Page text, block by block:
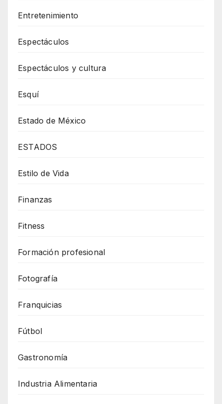
Entretenimiento
Espectáculos
Espectáculos y cultura
Esquí
Estado de México
ESTADOS
Estilo de Vida
Finanzas
Fitness
Formación profesional
Fotografía
Franquicias
Fútbol
Gastronomía
Industria Alimentaria